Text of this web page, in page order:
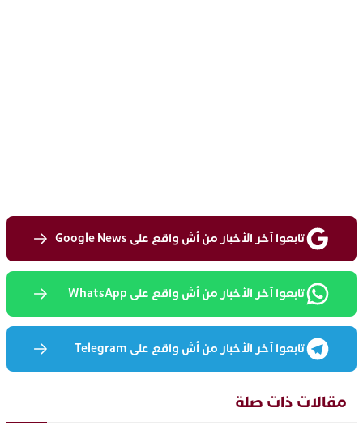
تابعوا آخر الأخبار من أش واقع على Google News
تابعوا آخر الأخبار من أش واقع على WhatsApp
تابعوا آخر الأخبار من أش واقع على Telegram
مقالات ذات صلة